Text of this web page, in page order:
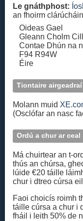
Le gnáthphost:
an fhoirm
Oideas Gael
Gleann Cholm
Contae Dhún na
F94 R94W
Éire
Tiontaire
Molann muid
(Osclófar an nasc
Ordú a chur ar ceal
Má chuirtear an t-
thús an chúrsa,
lúide €20 táille
chur i dtreo cúrsa
Faoi choicís roimh
táille cúrsa a chur i
fháil i leith 50% de